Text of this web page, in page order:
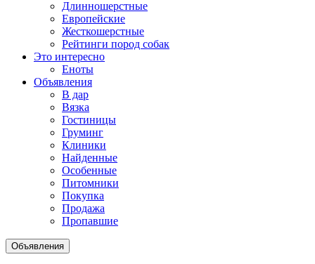
Длинношерстные
Европейские
Жесткошерстные
Рейтинги пород собак
Это интересно
Еноты
Объявления
В дар
Вязка
Гостиницы
Груминг
Клиники
Найденные
Особенные
Питомники
Покупка
Продажа
Пропавшие
Объявления